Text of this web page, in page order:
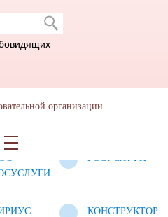
УЧИ.РУ
ГОСУСЛУГИ
КОНСТРУКТОР
организации